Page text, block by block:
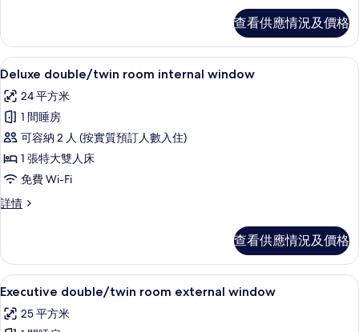
情
查看供應情況及價格
載
入
所
有
Deluxe
double/twin
room
internal
相
片
Deluxe double/twin room internal
11
Deluxe double/twin room internal window
24 平方米
1 間睡房
可容納 2 人 (按實質預訂人數入住)
1 張特大雙人床
免費 Wi-Fi
詳情
Deluxe
window
詳
情
查看供應情況及價格
載
入
所
Executive double/twin room
12
Executive double/twin room external window
25 平方米